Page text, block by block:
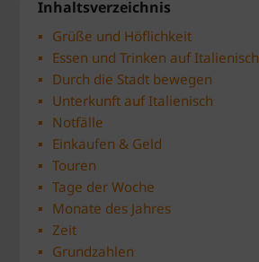
Inhaltsverzeichnis
Grüße und Höflichkeit
Essen und Trinken auf Italienisch
Durch die Stadt bewegen
Unterkunft auf Italienisch
Notfälle
Einkaufen & Geld
Touren
Tage der Woche
Monate des Jahres
Zeit
Grundzahlen